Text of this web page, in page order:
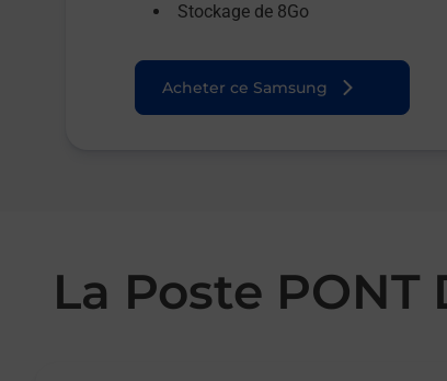
Stockage de 8Go
Acheter ce Samsung
La Poste PONT